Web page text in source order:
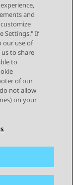
onderwerp
Privacy
and
Settings." If
our use of
to share
to
of our
not allow
on your